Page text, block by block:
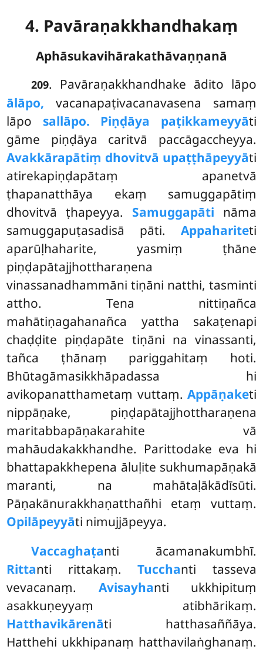
4. Pavāraṇakkhandhakaṃ
Aphāsukavihārakathāvaṇṇanā
209. Pavāraṇakkhandhake ādito lāpo
ālāpo, vacanapaṭivacanavasena samaṃ
lāpo sallāpo. Piṇḍāya paṭikkameyyāti
gāme piṇḍāya caritvā paccāgaccheyya.
Avakkārapātiṃ dhovitvā upaṭṭhāpeyyāti
atirekapiṇḍapātaṃ apanetvā
ṭhapanatthāya ekaṃ samuggapātiṃ
dhovitvā ṭhapeyya. Samuggapāti nāma
samuggapuṭasadisā pāti. Appahariteti
aparūḷhaharite, yasmiṃ ṭhāne
piṇḍapātajjhottharaṇena
vinassanadhammāni tiṇāni natthi, tasminti
attho. Tena nittiṇañca
mahātiṇagahanañca yattha sakaṭenapi
chaḍḍite piṇḍapāte tiṇāni na vinassanti,
tañca ṭhānaṃ pariggahitaṃ hoti.
Bhūtagāmasikkhāpadassa hi
avikopanatthametaṃ vuttaṃ. Appāṇaketi
nippāṇake, piṇḍapātajjhottharaṇena
maritabbapāṇakarahite vā
mahāudakakkhandhe. Parittodake eva hi
bhattapakkhepena āluḷite sukhumapāṇakā
maranti, na mahātaḷākādīsūti.
Pāṇakānurakkhaṇatthañhi etaṃ vuttaṃ.
Opilāpeyyāti nimujjāpeyya.
Vaccaghaṭanti ācamanakumbhī.
Rittanti rittakaṃ.Tucchanti tasseva
vevacanaṃ. Avisayhanti ukkhipituṃ
asakkuṇeyyaṃ atibhārikaṃ.
Hatthavikārenāti hatthasaññāya.
Hatthehi ukkhipanaṃ hatthavilaṅghanaṃ.